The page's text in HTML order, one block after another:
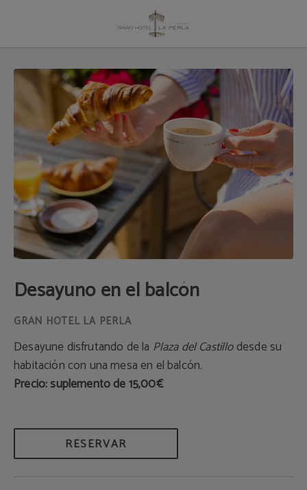
Desayuno en el balcón
Desayune disfrutando de la Plaza del Castillodesde su
habitación con una mesa en el balcón.
Precio: suplemento de 15,00€
RESERVAR